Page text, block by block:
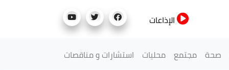
الإذاعات
صحة مجتمع محليات استشارات و مناقصات